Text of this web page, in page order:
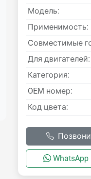
Модель:
Применимость:
Совместимые
Для двигателей:
Категория:
OEM номер:
Код цвета:
WhatsApp